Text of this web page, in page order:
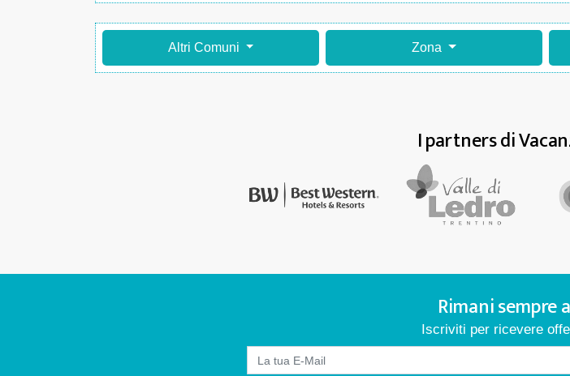
Altri Comuni Zona
I partners di
Rimani sempre
Iscriviti per ricevere